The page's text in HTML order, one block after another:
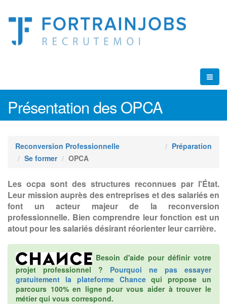
Présentation des OPCA
Reconversion Professionnelle
Préparation
Se former
OPCA
Les ocpa sont des structures reconnues par l'État.
Leur mission auprès des entreprises et des salariés en
font un acteur majeur de la reconversion
professionnelle. Bien comprendre leur fonction est un
atout pour les salariés désirant réorienter leur carrière.
Besoin d'aide pour définir votre
projet professionnel ? Pourquoi ne pas essayer
gratuitement la plateforme Chancequi propose un
parcours 100% en ligne pour vous aider à trouver le
métier qui vous correspond.